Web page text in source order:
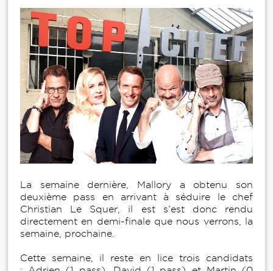
La semaine dernière, Mallory a obtenu son
deuxième pass en arrivant à séduire le chef
Christian Le Squer, il est s’est donc rendu
directement en demi-finale que nous verrons, la
semaine, prochaine.
Cette semaine, il reste en lice trois candidats